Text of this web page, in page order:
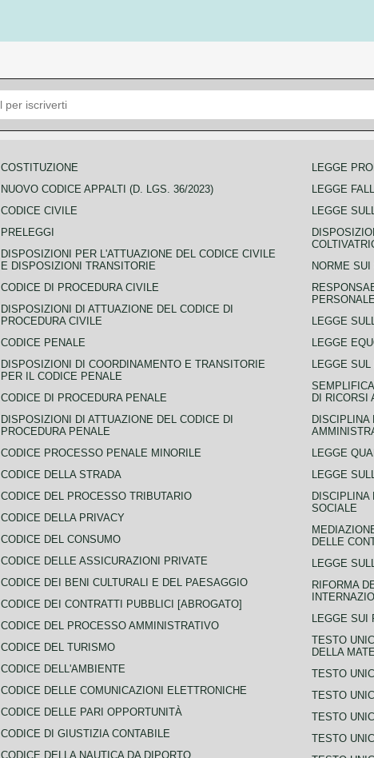
COSTITUZIONE
NUOVO CODICE APPALTI (D. LGS. 36/2023)
CODICE CIVILE
PRELEGGI
DISPOSIZIONI PER L'ATTUAZIONE DEL CODICE CIVILE
E DISPOSIZIONI TRANSITORIE
CODICE DI PROCEDURA CIVILE
DISPOSIZIONI DI ATTUAZIONE DEL CODICE DI
PROCEDURA CIVILE
CODICE PENALE
DISPOSIZIONI DI COORDINAMENTO E TRANSITORIE
PER IL CODICE PENALE
CODICE DI PROCEDURA PENALE
DISPOSIZIONI DI ATTUAZIONE DEL CODICE DI
PROCEDURA PENALE
CODICE PROCESSO PENALE MINORILE
CODICE DELLA STRADA
CODICE DEL PROCESSO TRIBUTARIO
CODICE DELLA PRIVACY
CODICE DEL CONSUMO
CODICE DELLE ASSICURAZIONI PRIVATE
CODICE DEI BENI CULTURALI E DEL PAESAGGIO
CODICE DEI CONTRATTI PUBBLICI [ABROGATO]
CODICE DEL PROCESSO AMMINISTRATIVO
CODICE DEL TURISMO
CODICE DELL'AMBIENTE
CODICE DELLE COMUNICAZIONI ELETTRONICHE
CODICE DELLE PARI OPPORTUNITÀ
CODICE DI GIUSTIZIA CONTABILE
CODICE DELLA NAUTICA DA DIPORTO
LEGGE
LEGGE
LEGGE
NORME SUI
LEGGE
LEGGE
LEGGE
DI RICORSI
DISCIPLINA
LEGGE
LEGGE
DISCIPLINA
SOCIALE
DELLE
LEGGE
RIFORMA
LEGGE SUI
TESTO
DELLA
TESTO
TESTO
TESTO
TESTO